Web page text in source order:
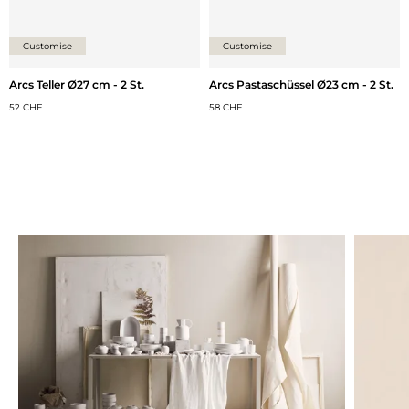
Customise
Arcs Teller Ø27 cm - 2 St.
52 CHF
Customise
Arcs Pastaschüssel Ø23 cm - 2 St.
58 CHF